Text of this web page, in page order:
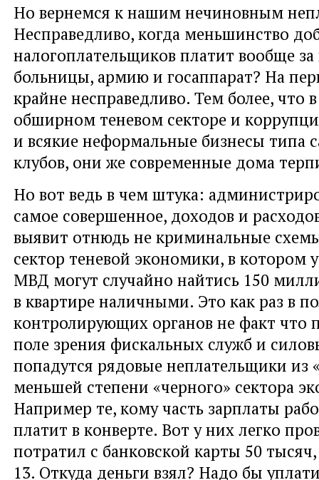
Но вернемся к нашим нечиновным
Несправедливо, когда меньшинство
налогоплательщиков платит вообще за
больницы, армию и госаппарат? На
крайне несправедливо. Тем более, что
обширном теневом секторе и
и всякие неформальные бизнесы типа
клубов, они же современные дома
Но вот ведь в чем штука:
самое совершенное, доходов и
выявит отнюдь не криминальные
сектор теневой экономики, в котором
МВД могут случайно найтись 150
в квартире наличными. Это как раз в
контролирующих органов не факт что
поле зрения фискальных служб и
попадутся рядовые неплательщики из
меньшей степени «черного» сектора
Например те, кому часть зарплаты
платит в конверте. Вот у них легко
потратил с банковской карты 50
13. Откуда деньги взял? Надо бы